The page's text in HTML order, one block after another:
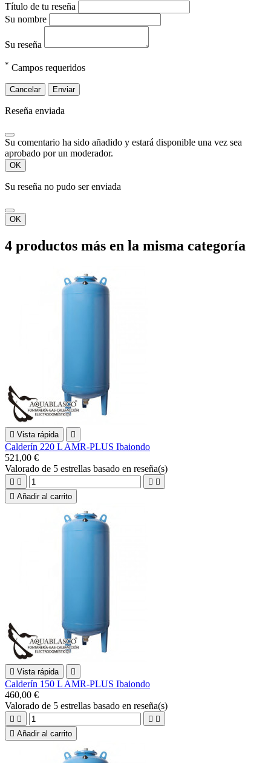
Título de tu reseña
Su nombre
Su reseña
* Campos requeridos
Cancelar Enviar
Reseña enviada
Su comentario ha sido añadido y estará disponible una vez sea
aprobado por un moderador.
OK
Su reseña no pudo ser enviada
OK
4 productos más en la misma categoría
 Vista rápida 
Calderín 220 L AMR-PLUS Ibaiondo
521,00 €
Valorado de 5 estrellas basado en reseña(s)
   
 Añadir al carrito
 Vista rápida 
Calderín 150 L AMR-PLUS Ibaiondo
460,00 €
Valorado de 5 estrellas basado en reseña(s)
   
 Añadir al carrito